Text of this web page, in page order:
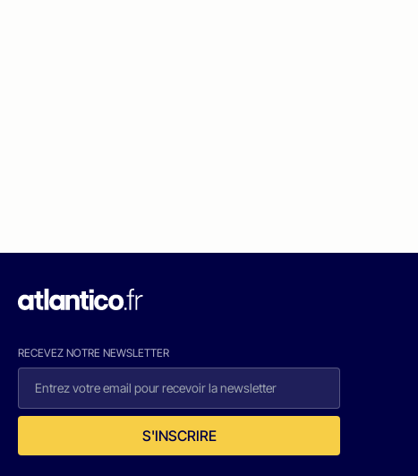
RECEVEZ NOTRE NEWSLETTER
S'INSCRIRE